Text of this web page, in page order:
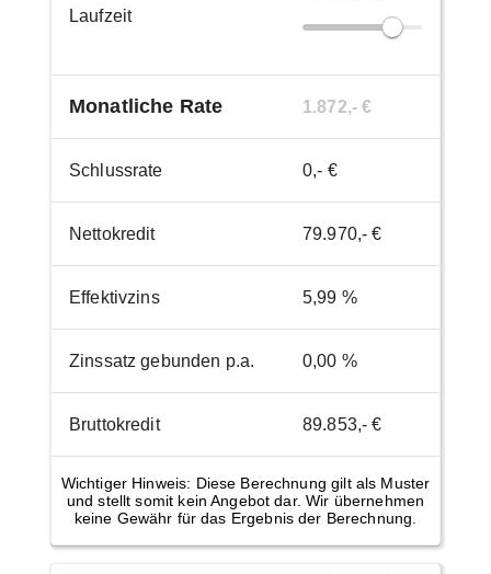
Laufzeit
Monatliche Rate 1.872,- €
Schlussrate 0,- €
Nettokredit 79.970,- €
Effektivzins 5,99 %
Zinssatz gebunden p.a. 0,00 %
Bruttokredit 89.853,- €
Wichtiger Hinweis: Diese Berechnung gilt als Muster
und stellt somit kein Angebot dar. Wir übernehmen
keine Gewähr für das Ergebnis der Berechnung.